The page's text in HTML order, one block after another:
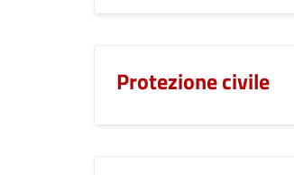
Protezione civile